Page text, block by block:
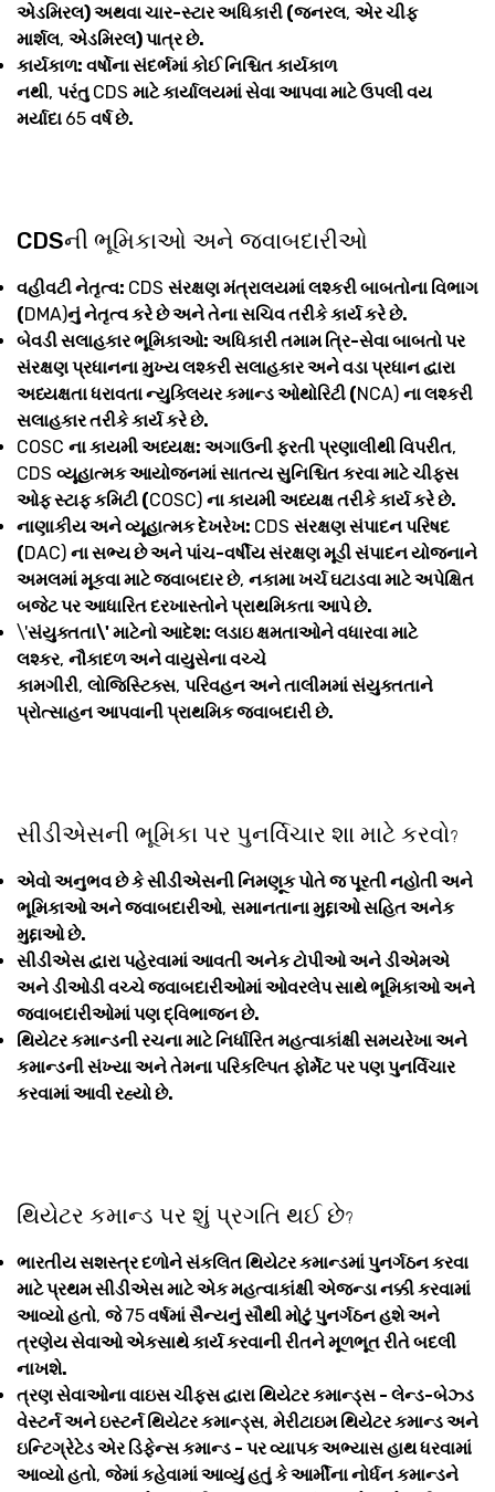
એડમિરલ) અથવા ચાર-સ્ટાર અધિકારી (જનરલ, એર ચીફ
માર્શલ, એડમિરલ) પાત્ર છે.
કાર્યકાળ: વર્ષોના સંદર્ભમાં કોઈ નિશ્ચિત કાર્યકાળ
નથી, પરંતુ CDS માટે કાર્યાલયમાં સેવા આપવા માટે ઉપલી વય
મર્યાદા 65 વર્ષ છે.
CDSની ભૂમિકાઓ અને જવાબદારીઓ
વહીવટી નેતૃત્વ: CDS સંરક્ષણ મંત્રાલયમાં લશ્કરી બાબતોના વિભાગ
(DMA)નું નેતૃત્વ કરે છે અને તેના સચિવ તરીકે કાર્ય કરે છે.
બેવડી સલાહકાર ભૂમિકાઓ: અધિકારી તમામ ત્રિ-સેવા બાબતો પર
સંરક્ષણ પ્રધાનના મુખ્ય લશ્કરી સલાહકાર અને વડા પ્રધાન દ્વારા
અધ્યક્ષતા ધરાવતા ન્યુક્લિયર કમાન્ડ ઓથોરિટી (NCA) ના લશ્કરી
સલાહકાર તરીકે કાર્ય કરે છે.
COSC ના કાયમી અધ્યક્ષ: અગાઉની ફરતી પ્રણાલીથી વિપરીત,
CDS વ્યૂહાત્મક આયોજનમાં સાતત્ય સુનિશ્ચિત કરવા માટે ચીફ્સ
ઓફ સ્ટાફ કમિટી (COSC) ના કાયમી અધ્યક્ષ તરીકે કાર્ય કરે છે.
નાણાકીય અને વ્યૂહાત્મક દેખરેખ: CDS સંરક્ષણ સંપાદન પરિષદ
(DAC) ના સભ્ય છે અને પાંચ-વર્ષીય સંરક્ષણ મૂડી સંપાદન યોજનાને
અમલમાં મૂકવા માટે જવાબદાર છે, નકામા ખર્ચ ઘટાડવા માટે અપેક્ષિત
બજેટ પર આધારિત દરખાસ્તોને પ્રાથમિકતા આપે છે.
\'સંયુક્તતા\' માટેનો આદેશ: લડાઇ ક્ષમતાઓને વધારવા માટે
લશ્કર, નૌકાદળ અને વાયુસેના વચ્ચે
કામગીરી, લોજિસ્ટિક્સ, પરિવહન અને તાલીમમાં સંયુક્તતાને
પ્રોત્સાહન આપવાની પ્રાથમિક જવાબદારી છે.
સીડીએસની ભૂમિકા પર પુનર્વિચાર શા માટે કરવો?
એવો અનુભવ છે કે સીડીએસની નિમણૂક પોતે જ પૂરતી નહોતી અને
ભૂમિકાઓ અને જવાબદારીઓ, સમાનતાના મુદ્દાઓ સહિત અનેક
મુદ્દાઓ છે.
સીડીએસ દ્વારા પહેરવામાં આવતી અનેક ટોપીઓ અને ડીએમએ
અને ડીઓડી વચ્ચે જવાબદારીઓમાં ઓવરલેપ સાથે ભૂમિકાઓ અને
જવાબદારીઓમાં પણ દ્વિભાજન છે.
થિયેટર કમાન્ડની રચના માટે નિર્ધારિત મહત્વાકાંક્ષી સમયરેખા અને
કમાન્ડની સંખ્યા અને તેમના પરિકલ્પિત ફોર્મેટ પર પણ પુનર્વિચાર
કરવામાં આવી રહ્યો છે.
થિયેટર કમાન્ડ પર શું પ્રગતિ થઈ છે?
ભારતીય સશસ્ત્ર દળોને સંકલિત થિયેટર કમાન્ડમાં પુનર્ગઠન કરવા
માટે પ્રથમ સીડીએસ માટે એક મહત્વાકાંક્ષી એજન્ડા નક્કી કરવામાં
આવ્યો હતો, જે75વર્ષમાં સૈન્યનું સૌથી મોટું પુનર્ગઠન હશે અને
ત્રણેય સેવાઓ એકસાથે કાર્ય કરવાની રીતને મૂળભૂત રીતે બદલી
નાખશે.
ત્રણ સેવાઓના વાઇસ ચીફ્સ દ્વારા થિયેટર કમાન્ડ્સ - લેન્ડ-બેઝ્ડ
વેસ્ટર્ન અને ઇસ્ટર્ન થિયેટર કમાન્ડ્સ, મેરીટાઇમ થિયેટર કમાન્ડ અને
ઇન્ટિગ્રેટેડ એર ડિફેન્સ કમાન્ડ - પર વ્યાપક અભ્યાસ હાથ ધરવામાં
આવ્યો હતો, જેમાં કહેવામાં આવ્યું હતું કે આર્મીના નોર્ધન કમાન્ડને